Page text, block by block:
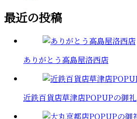
最近の投稿
ありがとう高島屋洛西店
近鉄百貨店草津店POPUPの御礼